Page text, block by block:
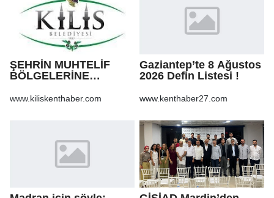
ŞEHRİN MUHTELİF
BÖLGELERİNE
VE BOZULAN
www.kiliskenthaber.com
Gaziantep’te 8 Ağustos
2026 Defin Listesi !
www.kenthaber27.com